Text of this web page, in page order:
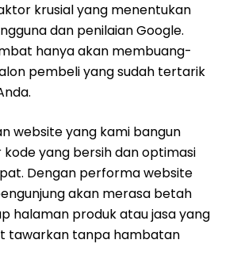
krusial yang menentukan
dan penilaian Google.
hanya akan membuang-
pembeli yang sudah tertarik
website yang kami bangun
yang bersih dan optimasi
Dengan performa website
akan merasa betah
halaman produk atau jasa yang
tawarkan tanpa hambatan